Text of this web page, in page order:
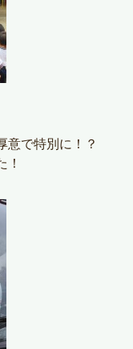
意で特別に！？
！